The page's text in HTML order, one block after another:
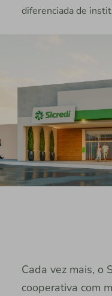
diferenciada de
Cada vez mais, o
cooperativa com